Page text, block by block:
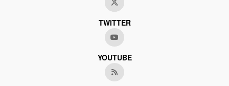
TWITTER
YOUTUBE